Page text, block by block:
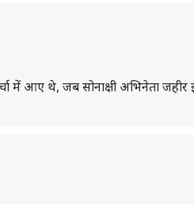
में आए थे, जब सोनाक्षी अभिनेता